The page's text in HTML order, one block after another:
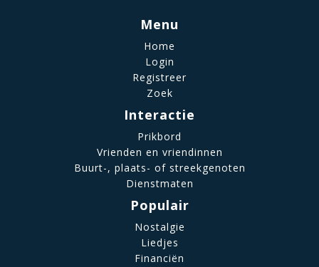
Menu
Home
Login
Registreer
Zoek
Interactie
Prikbord
Vrienden en vriendinnen
Buurt-, plaats- of streekgenoten
Dienstmaten
Populair
Nostalgie
Liedjes
Financiën